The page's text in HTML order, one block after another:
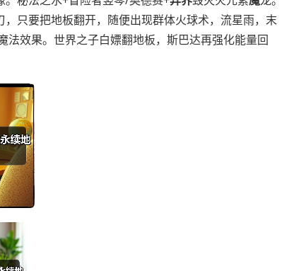
只要把地板翻开，随便出现群体火球术，流星雨，末
效果。世界之子白嫖翻地板，斯巴达再强化能量回